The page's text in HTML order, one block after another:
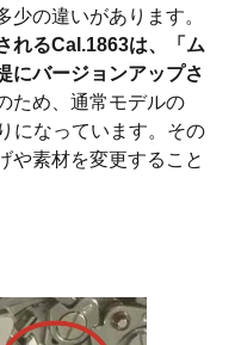
少の違いがあります。
れるCal.1863は、「ム
にバージョンアップさ
ため、通常モデルの
になっています。その
や素材を変更すること